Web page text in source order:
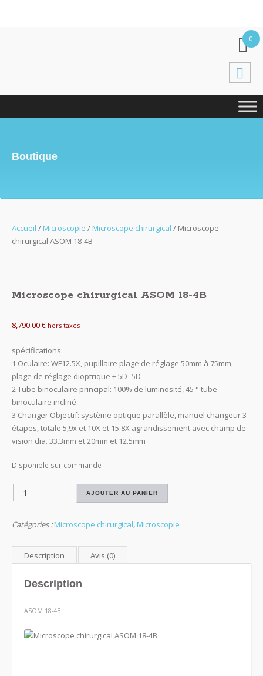
0
Boutique
Accueil /Microscopie /Microscope chirurgical / Microscope
chirurgical ASOM 18-4B
Microscope chirurgical ASOM 18-4B
8,790.00€ hors taxes
spécifications:
1 Oculaire: WF12.5X, pupillaire plage de réglage 50mm à 75mm,
plage de réglage dioptrique + 5D -5D
2 Tube binoculaire principal: 100% de luminosité, 45 ° tube
binoculaire incliné
3 Changer Objectif: système optique parallèle, manuel changeur 3
étapes, totale 5,9x et 10X et 15.8X agrandissement avec champ de
vision dia. 33.3mm et 20mm et 12.5mm
Disponible sur commande
quantité
de
chirurgical
4B
AJOUTER AU PANIER
Catégories :Microscope chirurgical,Microscopie
Description Avis (0)
Description
ASOM 18-4B